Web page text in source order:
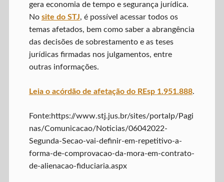
gera economia de tempo e segurança jurídica.
No site do STJ, é possível acessar todos os
temas afetados, bem como saber a abrangência
das decisões de sobrestamento e as teses
jurídicas firmadas nos julgamentos, entre
outras informações.
Leia o acórdão de afetação do REsp 1.951.888.
Fonte:https://www.stj.jus.br/sites/portalp/Pagi
nas/Comunicacao/Noticias/06042022-
Segunda-Secao-vai-definir-em-repetitivo-a-
forma-de-comprovacao-da-mora-em-contrato-
de-alienacao-fiduciaria.aspx